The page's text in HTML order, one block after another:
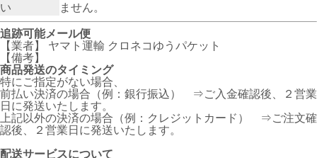
い
ません。
追跡可能メール便
【業者】 ヤマト運輸 クロネコゆうパケット
【備考】
商品発送のタイミング
特にご指定がない場合、
前払い決済の場合（例：銀行振込） ⇒ご入金確認後、２営業
日に発送いたします。
上記以外の決済の場合（例：クレジットカード） ⇒ご注文確
認後、２営業日に発送いたします。
配送サービスについて